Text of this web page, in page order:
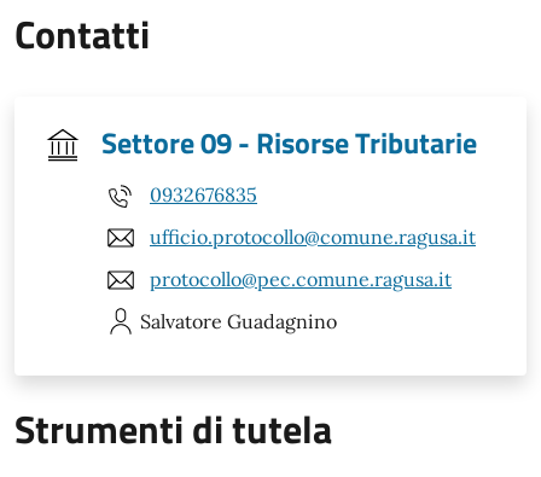
Contatti
Settore 09 - Risorse Tributarie
0932676835
ufficio.protocollo@comune.ragusa.it
protocollo@pec.comune.ragusa.it
Salvatore Guadagnino
Strumenti di tutela